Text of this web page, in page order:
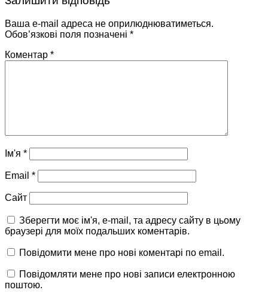
Ваша e-mail адреса не оприлюднюватиметься.
Обов’язкові поля позначені *
Коментар *
Ім'я *
Email *
Сайт
Зберегти моє ім'я, e-mail, та адресу сайту в цьому
браузері для моїх подальших коментарів.
Повідомити мене про нові коментарі по email.
Повідомляти мене про нові записи електронною
поштою.